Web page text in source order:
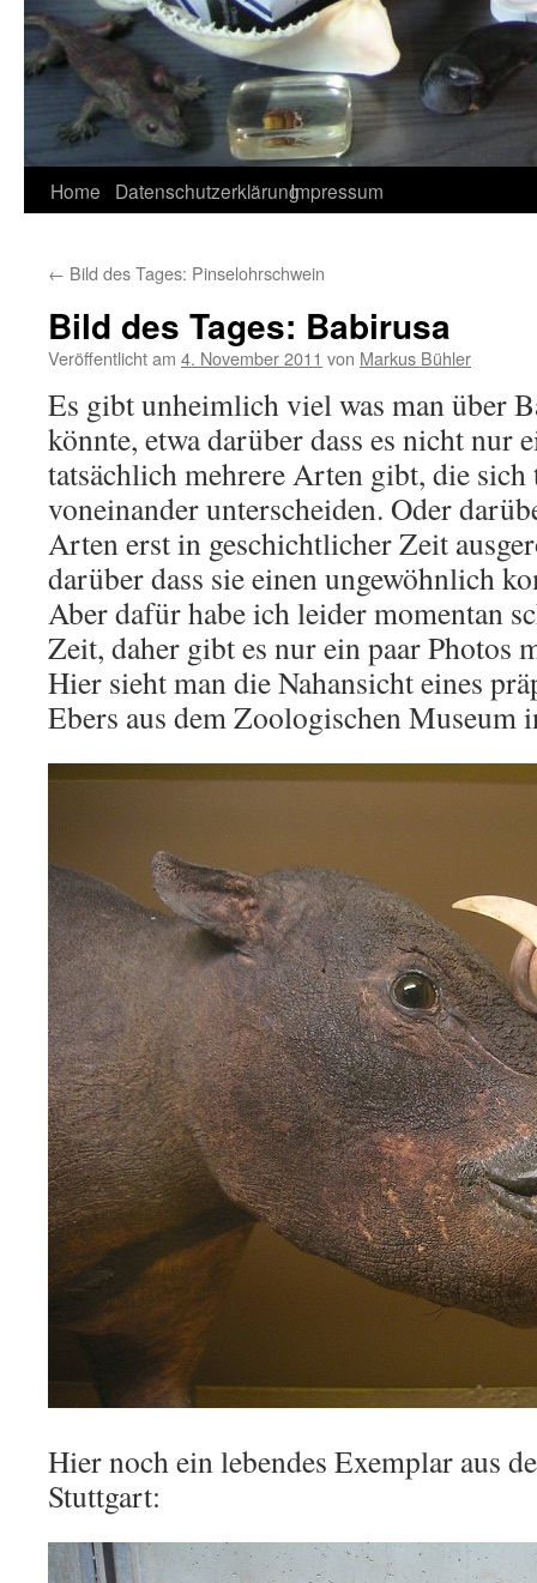
Home DatenschutzerklärungImpressum
← Bild des Tages: Pinselohrschwein
Bild des Tages: Babirusa
Veröffentlicht am 4. November 2011 von Markus Bühler
Es gibt unheimlich viel was man über
könnte, etwa darüber dass es nicht nur
tatsächlich mehrere Arten gibt, die
voneinander unterscheiden. Oder
Arten erst in geschichtlicher Zeit
darüber dass sie einen ungewöhnlich
Aber dafür habe ich leider momentan
Zeit, daher gibt es nur ein paar Photos
Hier sieht man die Nahansicht eines
Ebers aus dem Zoologischen Museum
Hier noch ein lebendes Exemplar aus
Stuttgart: